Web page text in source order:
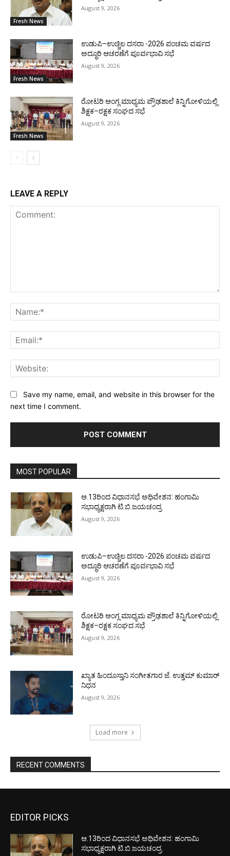
Fresh News
August 9, 2026
Fresh News
ಉಡುಪಿ–ಉಚ್ಚಿಲ ದಸರಾ -2026 ಪಂಚಮ ವರ್ಷದ
ಅದ್ಧೂರಿ ಆಚರಣೆಗೆ ಪೂರ್ವಭಾವಿ ಸಭೆ
August 9, 2026
Fresh News
ರೋಟರಿ ಆಂಗ್ಲ ಮಾಧ್ಯಮ ಪ್ರೌಢಶಾಲೆ ಕಿನ್ನಿಗೋಳಿಯಲ್ಲಿ
ಶಿಕ್ಷಕ–ರಕ್ಷಕ ಸಂಘದ ಸಭೆ
August 9, 2026
LEAVE A REPLY
Save my name, email, and website in this browser for the
next time I comment.
MOST POPULAR
ಆ.13ರಿಂದ ವಿಧಾನಸಭೆ ಅಧಿವೇಶನ: ಹಂಗಾಮಿ
ಸಭಾಧ್ಯಕ್ಷರಾಗಿ ಟಿ.ಬಿ.ಜಯಚಂದ್ರ
August 9, 2026
ಉಡುಪಿ–ಉಚ್ಚಿಲ ದಸರಾ -2026 ಪಂಚಮ ವರ್ಷದ
ಅದ್ಧೂರಿ ಆಚರಣೆಗೆ ಪೂರ್ವಭಾವಿ ಸಭೆ
August 9, 2026
ರೋಟರಿ ಆಂಗ್ಲ ಮಾಧ್ಯಮ ಪ್ರೌಢಶಾಲೆ ಕಿನ್ನಿಗೋಳಿಯಲ್ಲಿ
ಶಿಕ್ಷಕ–ರಕ್ಷಕ ಸಂಘದ ಸಭೆ
August 9, 2026
ಖ್ಯಾತ ಹಿಂದೂಸ್ತಾನಿ ಸಂಗೀತಗಾರ ಜೆ. ಉತ್ತಮ್ ಕುಮಾರ್
ನಿಧನ
August 9, 2026
Load more
RECENT COMMENTS
EDITOR PICKS
ಆ.13ರಿಂದ ವಿಧಾನಸಭೆ ಅಧಿವೇಶನ: ಹಂಗಾಮಿ
ಸಭಾಧ್ಯಕ್ಷರಾಗಿ ಟಿ.ಬಿ.ಜಯಚಂದ್ರ